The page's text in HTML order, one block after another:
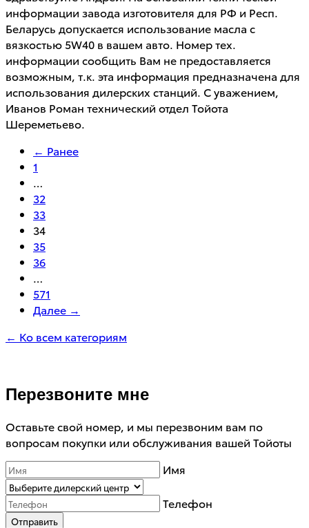
информации завода изготовителя для РФ и Респ.
Беларусь допускается использование масла с
вязкостью 5W40 в вашем авто. Номер тех.
информации сообщить Вам не предоставляется
возможным, т.к. эта информация предназначена для
использования дилерских станций. С уважением,
Иванов Роман технический отдел Тойота
Шереметьево.
← Ранее
1
…
32
33
34
35
36
…
571
Далее →
← Ко всем категориям
Перезвоните мне
Оставьте свой номер, и мы перезвоним вам по
вопросам покупки или обслуживания вашей Тойоты
Имя
Телефон
Отправить